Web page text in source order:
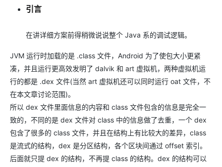
引言
在讲详细方案前得稍微说说整个 Java 系的调试逻辑。
JVM 运行时加载的是 .class 文件，Android 为了使包大小更紧
凑，并且运行更高效发明了 dalvik 和 art 虚拟机，两种虚拟机运
行的都是 .dex 文件(当然 art 虚拟机还可以同时运行 oat 文件，不
在本文章讨论范围)。
所以 dex 文件里面信息的内容和 class 文件包含的信息是完全一
致的，不同的是 dex 文件对 class 中的信息做了去重，一个 dex
包含了很多的 class 文件，并且在结构上有比较大的差异，class
是流式的结构，dex 是分区结构，各个区块间通过 offset 索引。
后面就只提 dex 的结构，不再提 class 的结构。dex 的结构可以